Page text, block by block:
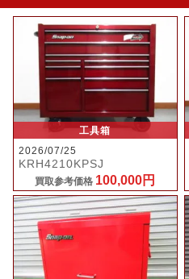
工具箱
2026/07/25
KRH4210KPSJ
買取参考価格 100,000円